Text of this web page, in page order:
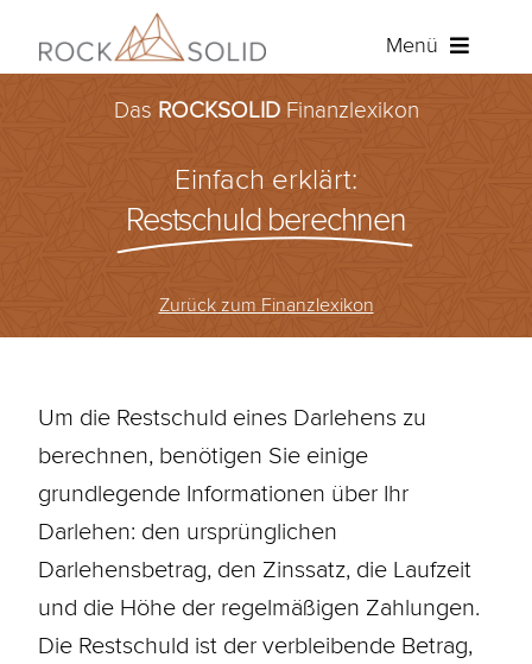
Inhalt
Menü
Baufinanzierung
Ratenkredit
Über ROCKSOLID
Angebot anfordern
Kundenportal
Das ROCKSOLIDFinanzlexikon
Einfach erklärt:
Restschuld berechnen
Zurück zum Finanzlexikon
Um die Restschuld eines Darlehens zu
berechnen, benötigen Sie einige
grundlegende Informationen über Ihr
Darlehen: den ursprünglichen
Darlehensbetrag, den Zinssatz, die Laufzeit
und die Höhe der regelmäßigen Zahlungen.
Die Restschuld ist der verbleibende Betrag,